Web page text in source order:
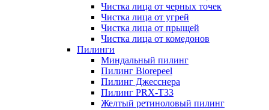
Чистка лица от черных точек
Чистка лица от угрей
Чистка лица от прыщей
Чистка лица от комедонов
Пилинги
Миндальный пилинг
Пилинг Biorepeel
Пилинг Джесснера
Пилинг PRX-T33
Желтый ретиноловый пилинг